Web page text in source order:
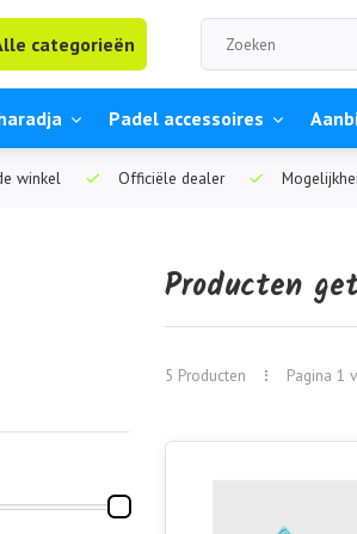
categorieën
Padel accessoires
winkel Officiële dealer
Producten
5 Producten Pagina 1